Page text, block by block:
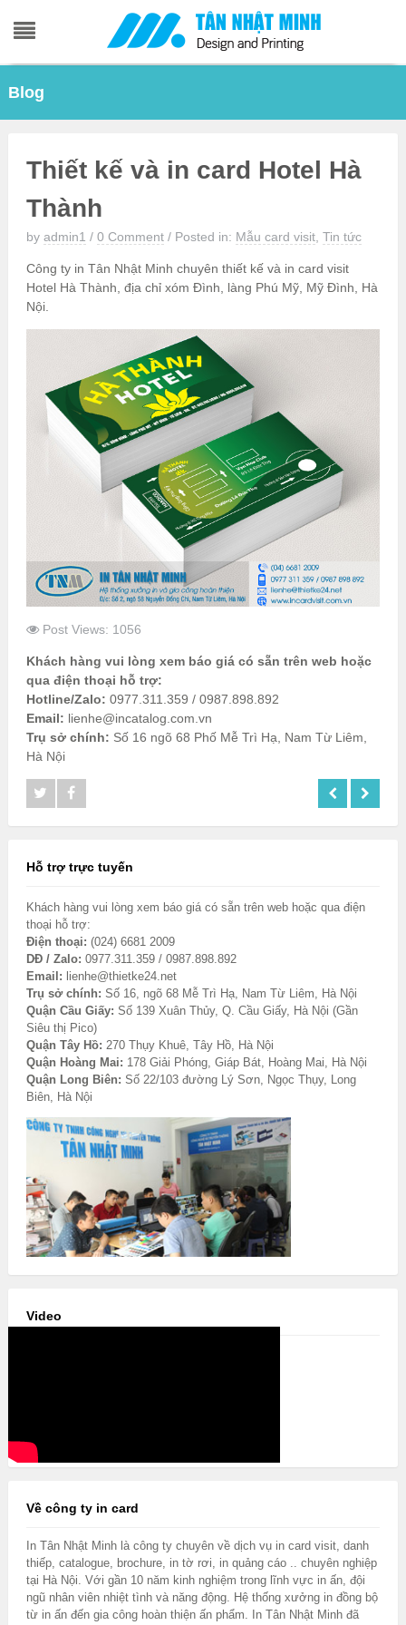
Blog
Thiết kế và in card Hotel Hà
Thành
by admin1 / 0 Comment / Posted in: Mẫu card visit, Tin tức
Công ty in Tân Nhật Minh chuyên thiết kế và in card visit
Hotel Hà Thành, địa chỉ xóm Đình, làng Phú Mỹ, Mỹ Đình, Hà
Nội.
Post Views: 1056
Khách hàng vui lòng xem báo giá có sẵn trên web hoặc
qua điện thoại hỗ trợ:
Hotline/Zalo: 0977.311.359 / 0987.898.892
Email: lienhe@incatalog.com.vn
Trụ sở chính: Số 16 ngõ 68 Phố Mễ Trì Hạ, Nam Từ Liêm,
Hà Nội
Hỗ trợ trực tuyến
Khách hàng vui lòng xem báo giá có sẵn trên web hoặc qua điện
thoại hỗ trợ:
Điện thoại: (024) 6681 2009
DĐ / Zalo: 0977.311.359 / 0987.898.892
Email: lienhe@thietke24.net
Trụ sở chính: Số 16, ngõ 68 Mễ Trì Hạ, Nam Từ Liêm, Hà Nội
Quận Cầu Giấy: Số 139 Xuân Thủy, Q. Cầu Giấy, Hà Nội (Gần
Siêu thị Pico)
Quận Tây Hồ: 270 Thụy Khuê, Tây Hồ, Hà Nội
Quận Hoàng Mai: 178 Giải Phóng, Giáp Bát, Hoàng Mai, Hà Nội
Quận Long Biên: Số 22/103 đường Lý Sơn, Ngọc Thụy, Long
Biên, Hà Nội
Video
Về công ty in card
In Tân Nhật Minh là công ty chuyên về dịch vụ in card visit, danh
thiếp, catalogue, brochure, in tờ rơi, in quảng cáo .. chuyên nghiệp
tại Hà Nội. Với gần 10 năm kinh nghiệm trong lĩnh vực in ấn, đội
ngũ nhân viên nhiệt tình và năng động. Hệ thống xưởng in đồng bộ
từ in ấn đến gia công hoàn thiện ấn phẩm. In Tân Nhật Minh đã